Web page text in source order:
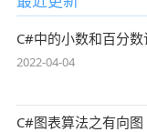
C#中的小数和百分
2022-04-04
C#图表算法之有向图